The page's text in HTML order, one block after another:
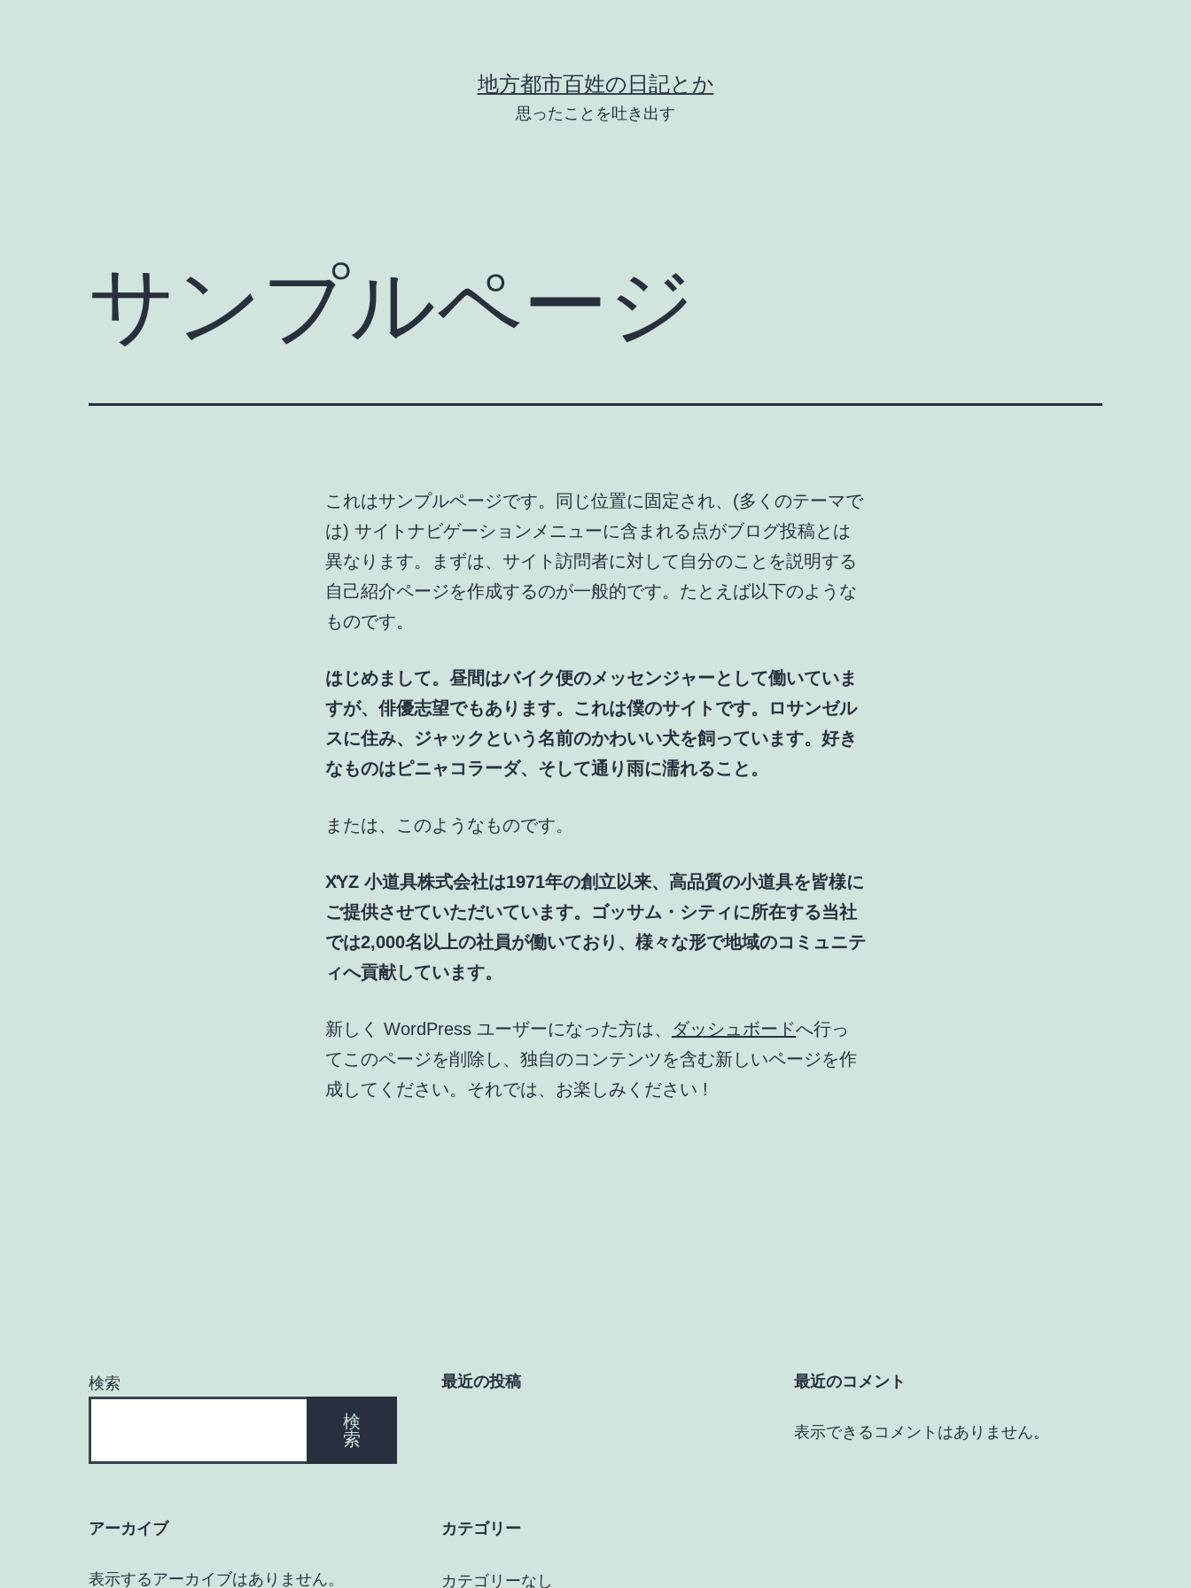
地方都市百姓の日記とか
思ったことを吐き出す
サンプルページ
これはサンプルページです。同じ位置に固定され、(多くのテーマで
は) サイトナビゲーションメニューに含まれる点がブログ投稿とは
異なります。まずは、サイト訪問者に対して自分のことを説明する
自己紹介ページを作成するのが一般的です。たとえば以下のような
ものです。
はじめまして。昼間はバイク便のメッセンジャーとして働いていま
すが、俳優志望でもあります。これは僕のサイトです。ロサンゼル
スに住み、ジャックという名前のかわいい犬を飼っています。好き
なものはピニャコラーダ、そして通り雨に濡れること。
または、このようなものです。
XYZ 小道具株式会社は1971年の創立以来、高品質の小道具を皆様に
ご提供させていただいています。ゴッサム・シティに所在する当社
では2,000名以上の社員が働いており、様々な形で地域のコミュニテ
ィへ貢献しています。
新しく WordPress ユーザーになった方は、 ダッシュボードへ行っ
てこのページを削除し、独自のコンテンツを含む新しいページを作
成してください。それでは、お楽しみください !
検索
検
索
最近の投稿 最近のコメント
表示できるコメントはありません。
アーカイブ
表示するアーカイブはありません。
カテゴリー
カテゴリーなし